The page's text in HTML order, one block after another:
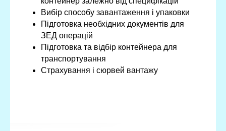
Вибір способу завантаження і упаковки
Підготовка необхідних документів для
ЗЕД операцій
Підготовка та відбір контейнера для
транспортування
Страхування і сюрвей вантажу